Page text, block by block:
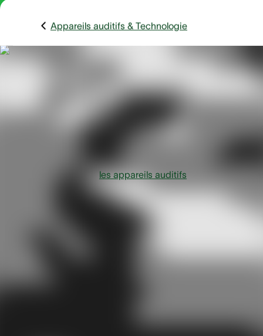
Appareils auditifs & Technologie
inquiétude revient souvent : « Est-ce dangereux pour mes
Il est normal de se poser la question. Les oreilles sont des
organes sensibles, et un dispositif qui amplifie le son et
les appareils auditifs
correctement réglés et bien entretenus. Au contraire, ils
permettent de préserver l’audition et d’améliorer la qualité
L’inconfort des débuts :
une étape normale